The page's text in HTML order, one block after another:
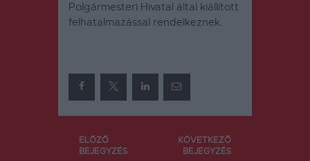
Polgármesteri Hivatal által kiállított
felhatalmazással rendelkeznek.
Bejegyzés
ELŐZŐ
BEJEGYZÉS
KÖVETKEZŐ
BEJEGYZÉS